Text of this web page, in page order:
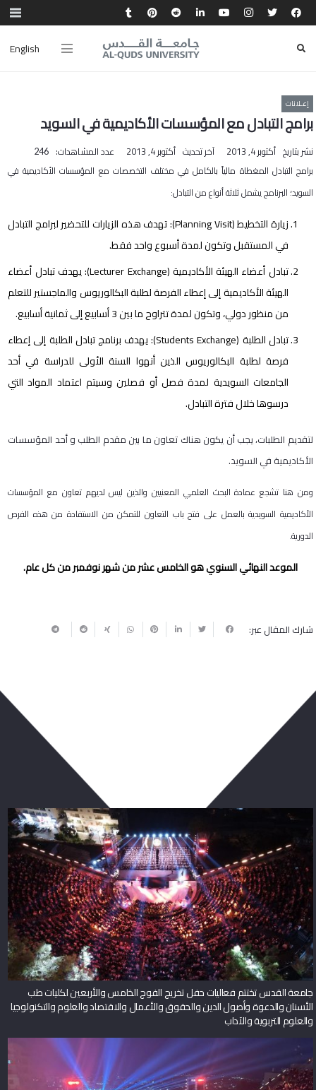
English
إعـلانات
برامج التبادل مع المؤسسات الأكاديمية في السويد
نشر بتاريخ أكتوبر 4, 2013 آخر تحديث أكتوبر 4, 2013 عدد المشاهدات: 246
برامج التبادل المغطاة مالياً بالكامل في مختلف التخصصات مع المؤسسات الأكاديمية في
السويد؛ البرنامج يشمل ثلاثة أنواع من التبادل:
زيارة التخطيط (Planning Visit): تهدف هذه الزيارات للتحضير لبرامج التبادل
في المستقبل وتكون لمدة أسبوع واحد فقط.
تبادل أعضاء الهيئة الأكاديمية (Lecturer Exchange): يهدف تبادل أعضاء
الهيئة الأكاديمية إلى إعطاء الفرصة لطلبة البكالوريوس والماجستير للتعلم
من منظور دولي، وتكون لمدة تتراوح ما بين 3 أسابيع إلى ثمانية أسابيع.
تبادل الطلبة (Students Exchange
)
:يهدف برنامج تبادل الطلبة إلى إعطاء
فرصة لطلبة البكالوريوس الذين أنهوا السنة الأولى للدراسة في أحد
الجامعات السويدية لمدة فصل أو فصلين وسيتم اعتماد المواد التي
درسوها خلال فترة التبادل.
لتقديم الطلبات، يجب أن يكون هناك تعاون ما بين مقدم الطلب و أحد المؤسسات
الأكاديمية في السويد.
ومن هنا تشجع عمادة البحث العلمي المعنيين والذين ليس لديهم تعاون مع المؤسسات
الأكاديمية السويدية بالعمل على فتح باب التعاون للتمكن من الاستفادة من هذه الفرص
الدورية.
الموعد النهائي السنوي هو الخامس عشر من شهر نوفمبر من كل عام.
شارك المقال عبر:
جامعة القدس تختتم فعاليات حفل تخريج الفوج الخامس والأربعين لكليات طب
الأسنان والدعوة وأصول الدين والحقوق والأعمال والاقتصاد والعلوم والتكنولوجيا
والعلوم التربوية والآداب